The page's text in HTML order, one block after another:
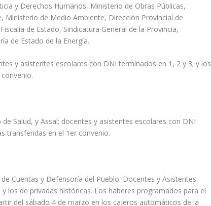
y Derechos Humanos, Ministerio de Obras Públicas,
Ministerio de Medio Ambiente, Dirección Provincial de
de Estado, Sindicatura General de la Provincia,
de Estado de la Energía.
y asistentes escolares con DNI terminados en 1, 2 y 3; y los
Salud, y Assal; docentes y asistentes escolares con DNI
transferidas en el 1er convenio.
Cuentas y Defensoría del Pueblo. Docentes y Asistentes
los de privadas históricas. Los haberes programados para el
del sábado 4 de marzo en los cajeros automáticos de la